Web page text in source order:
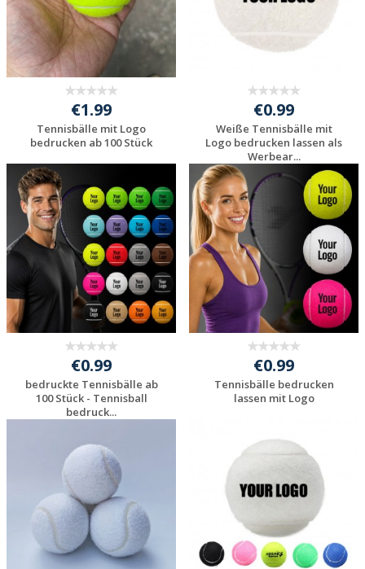
€1.99
Tennisbälle mit Logo
bedrucken ab 100 Stück
Jetzt Angebot
anfordern
€0.99
Weiße Tennisbälle mit
Logo bedrucken lassen als
Werbear...
Jetzt Angebot
anfordern
€0.99
bedruckte Tennisbälle ab
100 Stück - Tennisball
bedruck...
anfordern
€0.99
Tennisbälle bedrucken
lassen mit Logo
Jetzt Angebot
anfordern